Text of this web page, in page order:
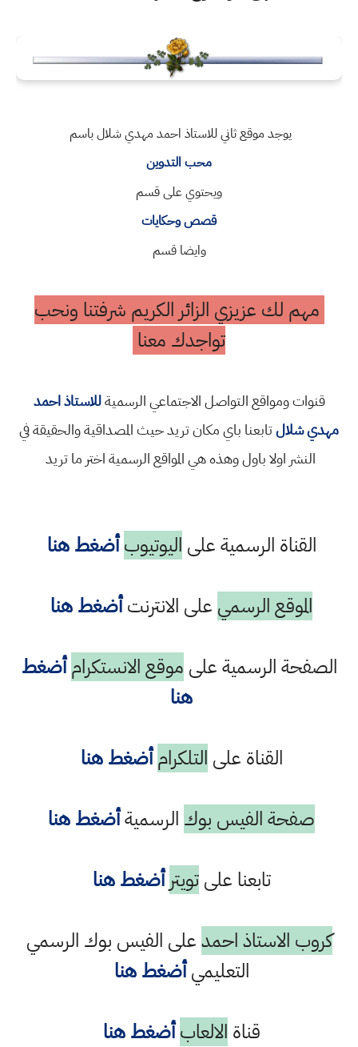
يوجد موقع ثاني للاستاذ احمد مهدي شلال باسم
محب التدوين
ويحتوي على قسم
قصص وحكايات
وايضا قسم
مهم لك عزيزي الزائر الكريم شرفتنا ونحب
تواجدك معنا
قنوات ومواقع التواصل الاجتماعي الرسميةللاستاذ احمد
مهدي شلالتابعنا باي مكان تريد حيث المصداقية والحقيقة في
النشر اولا باول وهذه هي المواقع الرسمية اختر ما تريد
القناة الرسمية على اليوتيوب أضغط هنا
الموقع الرسمي على الانترنتأضغط هنا
الصفحة الرسمية على موقع الانستكرام أضغط
هنا
القناة على التلكرام أضغط هنا
صفحة الفيس بوك الرسميةأضغط هنا
تابعنا علىتويتر أضغط هنا
كروب الاستاذ احمدعلى الفيس بوك الرسمي
التعليميأضغط هنا
قناة الالعاب أضغط هنا